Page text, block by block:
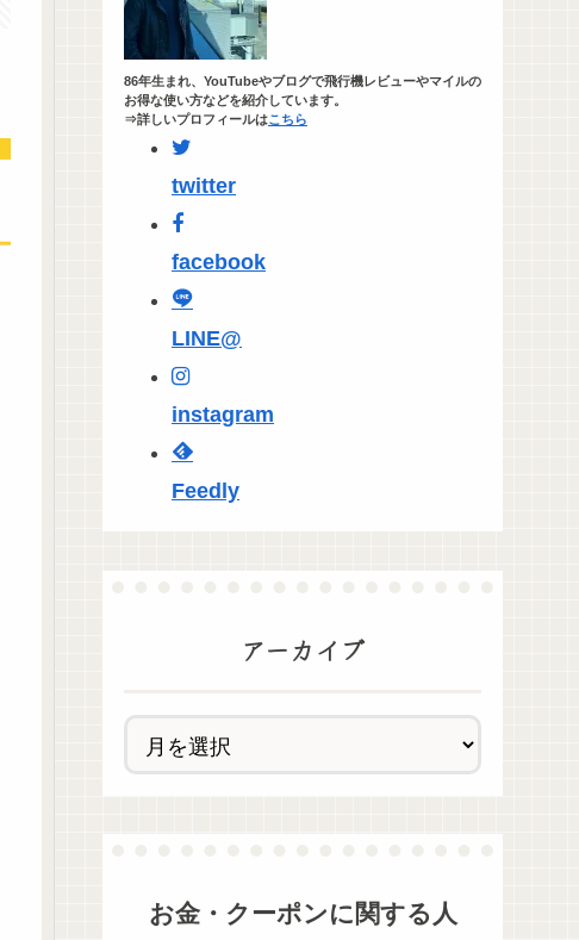
86年生まれ、YouTubeやブログで飛行機レビューやマイルの
お得な使い方などを紹介しています。
⇒詳しいプロフィールはこちら
twitter
facebook
LINE@
instagram
Feedly
アーカイブ
お金・クーポンに関する人